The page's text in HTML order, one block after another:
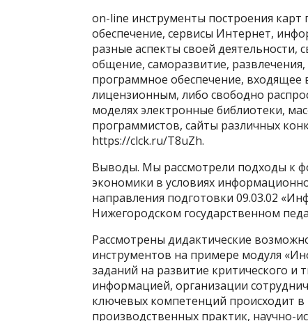
on-line инструменты построения
обеспечение, сервисы Интернет,
разные аспекты своей деятельности,
общение, саморазвитие, развлечения,
программное обеспечение,
лицензионным, либо свободно
моделях электронные библиотеки,
программистов, сайты различных
https://clck.ru/T8uZh.
Выводы. Мы рассмотрели подходы к
экономики в условиях
направления подготовки 09.03.02
Нижегородском государственном
Рассмотрены дидактические
инструментов на примере модуля
заданий на развитие критического
информацией, организации
ключевых компетенций происходит
производственных практик, научно-